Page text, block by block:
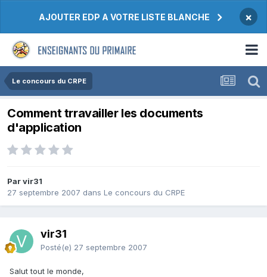
AJOUTER EDP A VOTRE LISTE BLANCHE ×
Le concours du CRPE
Comment trravailler les documents
d'application
Par vir31
27 septembre 2007 dans Le concours du CRPE
vir31
Posté(e) 27 septembre 2007
Salut tout le monde,